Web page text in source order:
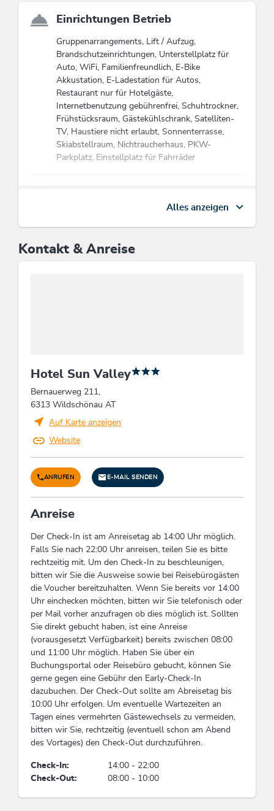
Einrichtungen Betrieb
Gruppenarrangements, Lift / Aufzug,
Brandschutzeinrichtungen, Unterstellplatz für
Auto, WiFi, Familienfreundlich, E-Bike
Akkustation, E-Ladestation für Autos,
Restaurant nur für Hotelgäste,
Internetbenutzung gebührenfrei, Schuhtrockner,
Frühstücksraum, Gästekühlschrank, Satelliten-
TV, Haustiere nicht erlaubt, Sonnenterrasse,
Skiabstellraum, Nichtraucherhaus, PKW-
Parkplatz, Einstellplatz für Fahrräder
Bett / en: 84, Einzelzimmer: 4, Junior Suite/n: 7,
Doppelzimmer: 11, Mehrbettzimmer: 10
Wellness
Dampfbad, Sauna
Verpflegung
Frühstücksbuffet, keine Verpflegung
Sport / Freizeit
Tischtennis, Fitnessraum, Aktivitäten am Berg
Eignung
Familien, Kinder, Singles, Einzelreisende,
Gruppen, Nichtraucher, Senioren
Fremdsprachen
Englisch, Deutsch
Kinder
Kinderermäßigung, Kinderbett, Kinderhochstuhl
Betriebsart
Familienhotel
Links
Alles anzeigen
Kontakt & Anreise
Hotel Sun Valley
Bernauerweg 211,
6313 Wildschönau AT
Auf Karte anzeigen
Website
ANRUFEN E-MAIL SENDEN
Anreise
Der Check-In ist am Anreisetag ab 14:00 Uhr möglich.
Falls Sie nach 22:00 Uhr anreisen, teilen Sie es bitte
rechtzeitig mit. Um den Check-In zu beschleunigen,
bitten wir Sie die Ausweise sowie bei Reisebürogästen
die Voucher bereitzuhalten. Wenn Sie bereits vor 14:00
Uhr einchecken möchten, bitten wir Sie telefonisch oder
per Mail vorher anzufragen ob dies möglich ist. Sollten
Sie direkt gebucht haben, ist eine Anreise
(vorausgesetzt Verfügbarkeit) bereits zwischen 08:00
und 11:00 Uhr möglich. Haben Sie über ein
Buchungsportal oder Reisebüro gebucht, können Sie
gerne gegen eine Gebühr den Early-Check-In
dazubuchen. Der Check-Out sollte am Abreisetag bis
10:00 Uhr erfolgen. Um eventuelle Wartezeiten an
Tagen eines vermehrten Gästewechsels zu vermeiden,
bitten wir Sie, rechtzeitig (eventuell schon am Abend
des Vortages) den Check-Out durchzuführen.
Check-In:
14:00 - 22:00
Check-Out:
08:00 - 10:00